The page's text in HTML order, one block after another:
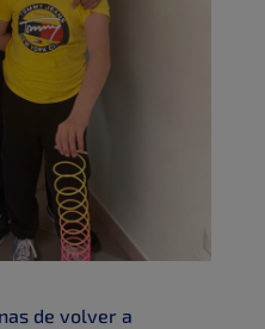
de volver a